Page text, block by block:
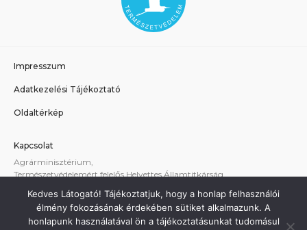
Impresszum
Adatkezelési Tájékoztató
Oldaltérkép
Kapcsolat
Agrárminisztérium,
Természetvédelemért felelős Helyettes Államtitkárság
A weboldallal kapcsolatos technikai támogatás:
termeszetvedelem@am.gov.hu
Kedves Látogató! Tájékoztatjuk, hogy a honlap felhasználói
élmény fokozásának érdekében sütiket alkalmazunk. A
honlapunk használatával ön a tájékoztatásunkat tudomásul